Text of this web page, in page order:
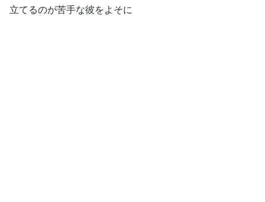
立てるのが苦手な彼をよそに